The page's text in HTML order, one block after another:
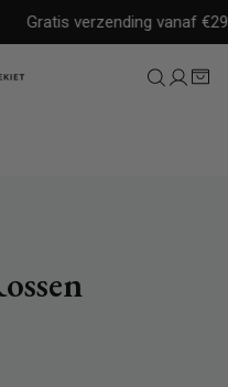
Gratis verzending vanaf